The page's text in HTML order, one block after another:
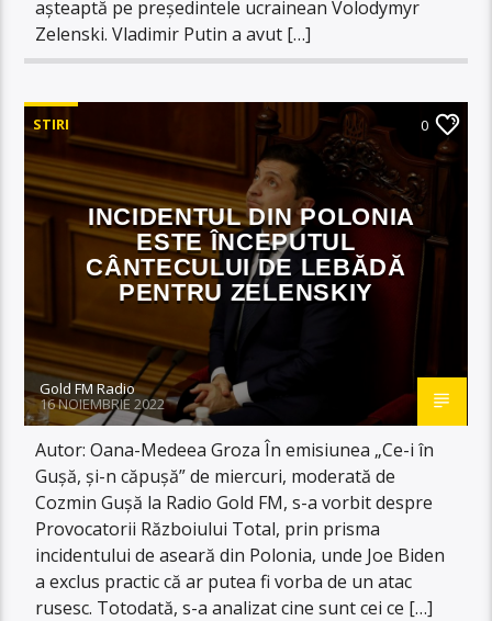
așteaptă pe președintele ucrainean Volodymyr
Zelenski. Vladimir Putin a avut […]
STIRI 0
INCIDENTUL DIN POLONIA
ESTE ÎNCEPUTUL
CÂNTECULUI DE LEBĂDĂ
PENTRU ZELENSKIY
Gold FM Radio
16 NOIEMBRIE 2022
Autor: Oana-Medeea Groza În emisiunea „Ce-i în
Gușă, și-n căpușă” de miercuri, moderată de
Cozmin Gușă la Radio Gold FM, s-a vorbit despre
Provocatorii Războiului Total, prin prisma
incidentului de aseară din Polonia, unde Joe Biden
a exclus practic că ar putea fi vorba de un atac
rusesc. Totodată, s-a analizat cine sunt cei ce […]